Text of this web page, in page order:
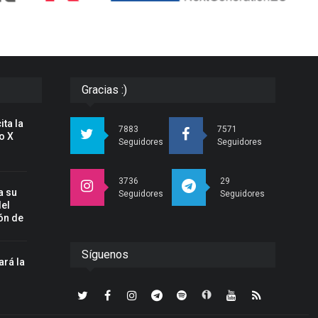
la
X
su
de
la
Gracias :)
7883
Seguidores
7571
Seguidores
3736
Seguidores
29
Seguidores
Síguenos